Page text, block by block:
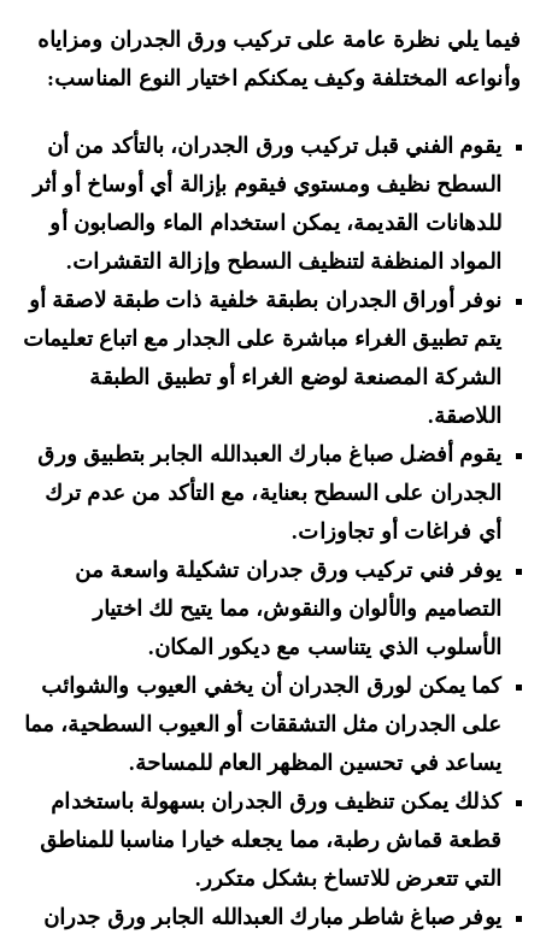
يلي نظرة عامة على تركيب ورق الجدران ومزاياه
المختلفة وكيف يمكنكم اختيار النوع المناسب:
يقوم الفني قبل تركيب ورق الجدران، بالتأكد من أن
السطح نظيف ومستوي فيقوم بإزالة أي أوساخ أو أثر
للدهانات القديمة، يمكن استخدام الماء والصابون أو
المواد المنظفة لتنظيف السطح وإزالة التقشرات.
نوفر أوراق الجدران بطبقة خلفية ذات طبقة لاصقة أو
يتم تطبيق الغراء مباشرة على الجدار مع اتباع تعليمات
الشركة المصنعة لوضع الغراء أو تطبيق الطبقة
اللاصقة.
يقوم أفضل صباغ مبارك العبدالله الجابر بتطبيق ورق
الجدران على السطح بعناية، مع التأكد من عدم ترك
أي فراغات أو تجاوزات.
يوفر فني تركيب ورق جدران تشكيلة واسعة من
التصاميم والألوان والنقوش، مما يتيح لك اختيار
الأسلوب الذي يتناسب مع ديكور المكان.
كما يمكن لورق الجدران أن يخفي العيوب والشوائب
على الجدران مثل التشققات أو العيوب السطحية، مما
يساعد في تحسين المظهر العام للمساحة.
كذلك يمكن تنظيف ورق الجدران بسهولة باستخدام
قطعة قماش رطبة، مما يجعله خيارا مناسبا للمناطق
التي تتعرض للاتساخ بشكل متكرر.
يوفر صباغ شاطر مبارك العبدالله الجابر ورق جدران